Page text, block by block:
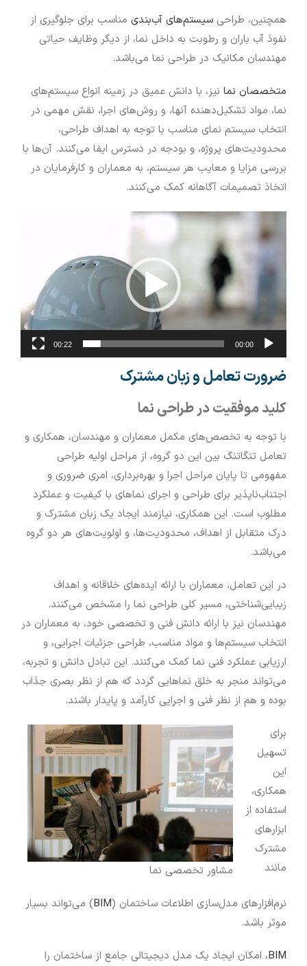
همچنین، طراحی سیستم‌های آب‌بندی مناسب برای جلوگیری از
نفوذ آب باران و رطوبت به داخل نما، از دیگر وظایف حیاتی
مهندسان مکانیک در طراحی نما می‌باشد.
متخصصان نما نیز، با دانش عمیق در زمینه انواع سیستم‌های
نما، مواد تشکیل‌دهنده آنها، و روش‌های اجرا، نقش مهمی در
انتخاب سیستم نمای مناسب با توجه به اهداف طراحی،
محدودیت‌های پروژه، و بودجه در دسترس ایفا می‌کنند. آن‌ها با
بررسی مزایا و معایب هر سیستم، به معماران و کارفرمایان در
اتخاذ تصمیمات آگاهانه کمک می‌کنند.
ویدیو
00:00
00:22
ضرورت تعامل و زبان مشترک
کلید موفقیت در طراحی نما
با توجه به تخصص‌های مکمل معماران و مهندسان، همکاری و
تعامل تنگاتنگ بین این دو گروه، از مراحل اولیه طراحی
مفهومی تا پایان مراحل اجرا و بهره‌برداری، امری ضروری و
اجتناب‌ناپذیر برای طراحی و اجرای نماهای با کیفیت و عملکرد
مطلوب است. این همکاری، نیازمند ایجاد یک زبان مشترک و
درک متقابل از اهداف، محدودیت‌ها، و اولویت‌های هر دو گروه
می‌باشد.
در این تعامل، معماران با ارائه ایده‌های خلاقانه و اهداف
زیبایی‌شناختی، مسیر کلی طراحی نما را مشخص می‌کنند.
مهندسان نیز با ارائه دانش فنی و تخصصی خود، به معماران در
انتخاب سیستم‌ها و مواد مناسب، طراحی جزئیات اجرایی، و
ارزیابی عملکرد فنی نما کمک می‌کنند. این تبادل دانش و تجربه،
می‌تواند منجر به خلق نماهایی گردد که هم از نظر بصری جذاب
بوده و هم از نظر فنی و اجرایی کارآمد و پایدار باشند.
مشاور تخصصی نما
برای
تسهیل
این
همکاری،
استفاده از
ابزارهای
مشترک
مانند
نرم‌افزارهای مدل‌سازی اطلاعات ساختمان (BIM) می‌تواند بسیار
موثر باشد.
BIM، امکان ایجاد یک مدل دیجیتالی جامع از ساختمان را